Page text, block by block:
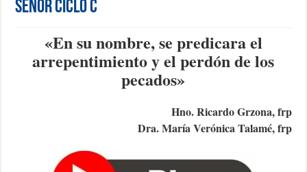
Señor Ciclo C
«En su nombre, se predicara el
arrepentimiento y el perdón de los
pecados»
Hno. Ricardo Grzona, frp
Dra. María Verónica Talamé, frp